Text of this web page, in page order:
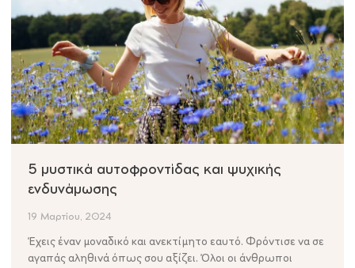
5 μυστικά αυτοφροντίδας και ψυχικής
ενδυνάμωσης
19 Μαρτίου, 2024
Έχεις έναν μοναδικό και ανεκτίμητο εαυτό. Φρόντισε να σε
αγαπάς αληθινά όπως σου αξίζει. Όλοι οι άνθρωποι